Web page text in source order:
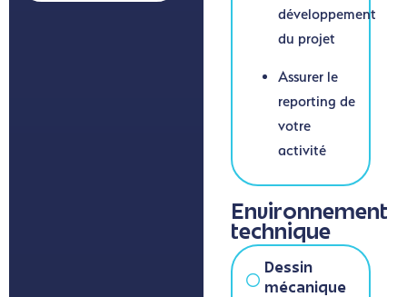
développement
du projet
Assurer le
reporting de
votre
activité
Environnement
technique
Dessin
mécanique